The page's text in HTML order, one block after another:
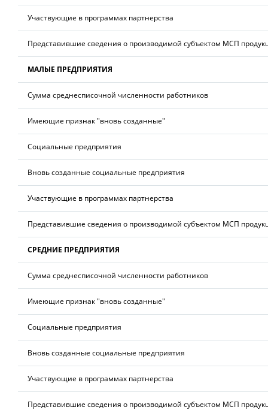
Участвующие в программах партнерства
Представившие сведения о производимой субъектом МСП
МАЛЫЕ ПРЕДПРИЯТИЯ
Сумма среднесписочной численности работников
Имеющие признак "вновь созданные"
Социальные предприятия
Вновь созданные социальные предприятия
Участвующие в программах партнерства
Представившие сведения о производимой субъектом МСП
СРЕДНИЕ ПРЕДПРИЯТИЯ
Сумма среднесписочной численности работников
Имеющие признак "вновь созданные"
Социальные предприятия
Вновь созданные социальные предприятия
Участвующие в программах партнерства
Представившие сведения о производимой субъектом МСП